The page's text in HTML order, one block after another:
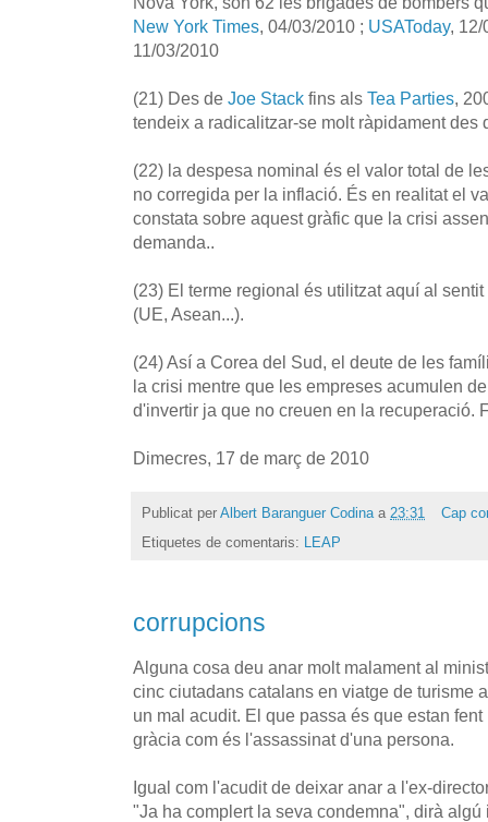
New York Times, 04/03/2010 ; USAToday,
11/03/2010
(21) Des de Joe Stack fins als Tea Parties,
tendeix a radicalitzar-se molt ràpidament des
(22) la despesa nominal és el valor total de
no corregida per la inflació. És en realitat el
constata sobre aquest gràfic que la crisi
demanda..
(23) El terme regional és utilitzat aquí al
(UE, Asean...).
(24) Así a Corea del Sud, el deute de les
la crisi mentre que les empreses acumulen
d'invertir ja que no creuen en la recuperació.
Dimecres, 17 de març de 2010
Publicat per Albert Baranguer Codina a 23:31
Cap
Etiquetes de comentaris: LEAP
corrupcions
Alguna cosa deu anar molt malament al
cinc ciutadans catalans en viatge de turisme
un mal acudit. El que passa és que estan
gràcia com és l'assassinat d'una persona.
Igual com l'acudit de deixar anar a l'ex-
"Ja ha complert la seva condemna", dirà